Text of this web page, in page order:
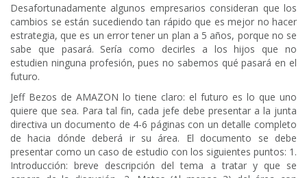
Desafortunadamente algunos empresarios consideran que los
cambios se están sucediendo tan rápido que es mejor no hacer
estrategia, que es un error tener un plan a 5 años, porque no se
sabe que pasará. Sería como decirles a los hijos que no
estudien ninguna profesión, pues no sabemos qué pasará en el
futuro.
Jeff Bezos de AMAZON lo tiene claro: el futuro es lo que uno
quiere que sea. Para tal fin, cada jefe debe presentar a la junta
directiva un documento de 4-6 páginas con un detalle completo
de hacia dónde deberá ir su área. El documento se debe
presentar como un caso de estudio con los siguientes puntos: 1.
Introducción: breve descripción del tema a tratar y que se